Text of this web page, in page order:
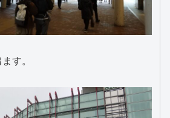
す。